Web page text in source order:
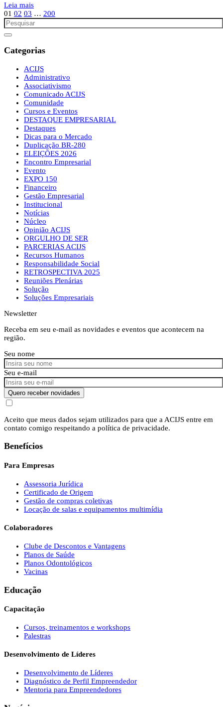
Leia mais
01 02 03 … 200
Categorias
ACIJS
Administrativo
Associativismo
Comunicado ACIJS
Comunidade
Cursos e Eventos
DESTAQUE EMPRESARIAL
Destaques
Dicas para o Mercado
Duplicação BR-280
ELEIÇÕES 2026
Encontro Empresarial
Evento
EXPO 150
Financeiro
Gestão Empresarial
Institucional
Notícias
Núcleo
Opinião ACIJS
ORGULHO DE SER
PARCERIAS ACIJS
Recursos Humanos
Responsabilidade Social
RETROSPECTIVA 2025
Reuniões Plenárias
Solução
Soluções Empresariais
Newsletter
Receba em seu e-mail as novidades e eventos que acontecem na
região.
Seu nome
Seu e-mail
Quero receber novidades
Aceito que meus dados sejam utilizados para que a ACIJS entre em
contato comigo respeitando a política de privacidade.
Benefícios
Para Empresas
Assessoria Jurídica
Certificado de Origem
Gestão de compras coletivas
Locação de salas e equipamentos multimídia
Colaboradores
Clube de Descontos e Vantagens
Planos de Saúde
Planos Odontológicos
Vacinas
Educação
Capacitação
Cursos, treinamentos e workshops
Palestras
Desenvolvimento de Líderes
Desenvolvimento de Líderes
Diagnóstico de Perfil Empreendedor
Mentoria para Empreendedores